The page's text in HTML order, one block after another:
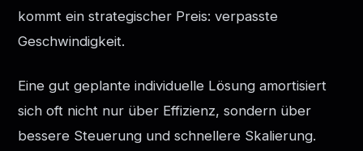
kommt ein strategischer Preis: verpasste
Geschwindigkeit.
Eine gut geplante individuelle Lösung amortisiert
sich oft nicht nur über Effizienz, sondern über
bessere Steuerung und schnellere Skalierung.